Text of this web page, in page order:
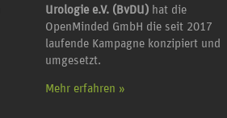
Urologie e.V. (BvDU)hat die
OpenMinded GmbH die seit 2017
laufende Kampagne konzipiert und
umgesetzt.
Mehr erfahren »